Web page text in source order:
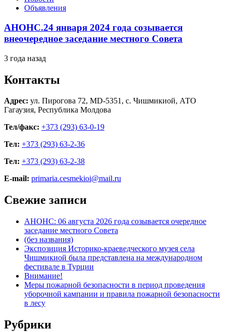
Объявления
АНОНС.24 января 2024 года созывается
внеочередное заседание местного Совета
3 года назад
Контакты
Адрес: ул. Пирогова 72, MD-5351, с. Чишмикиой, АТО
Гагаузия, Республика Молдова
Тел/факс: +373 (293) 63-0-19
Тел: +373 (293) 63-2-36
Тел: +373 (293) 63-2-38
E-mail: primaria.cesmekioi@mail.ru
Свежие записи
АНОНС: 06 августа 2026 года созывается очередное
заседание местного Совета
(без названия)
Экспозиция Историко-краеведческого музея села
Чишмикиой была представлена на международном
фестивале в Турции
Внимание!
Меры пожарной безопасности в период проведения
уборочной кампании и правила пожарной безопасности
в лесу
Рубрики